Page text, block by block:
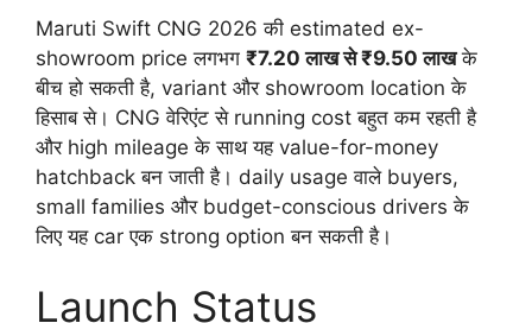
Maruti Swift CNG 2026 की estimated ex-
showroom price लगभग ₹7.20 लाख से ₹9.50 लाखके
बीच हो सकती है, variant और showroom location के
हिसाब से। CNG वेरिएंट से running cost बहुत कम रहती है
और high mileage के साथ यह value-for-money
hatchback बन जाती है। daily usage वाले buyers,
small families और budget-conscious drivers के
लिए यह car एक strong option बन सकती है।
Launch Status